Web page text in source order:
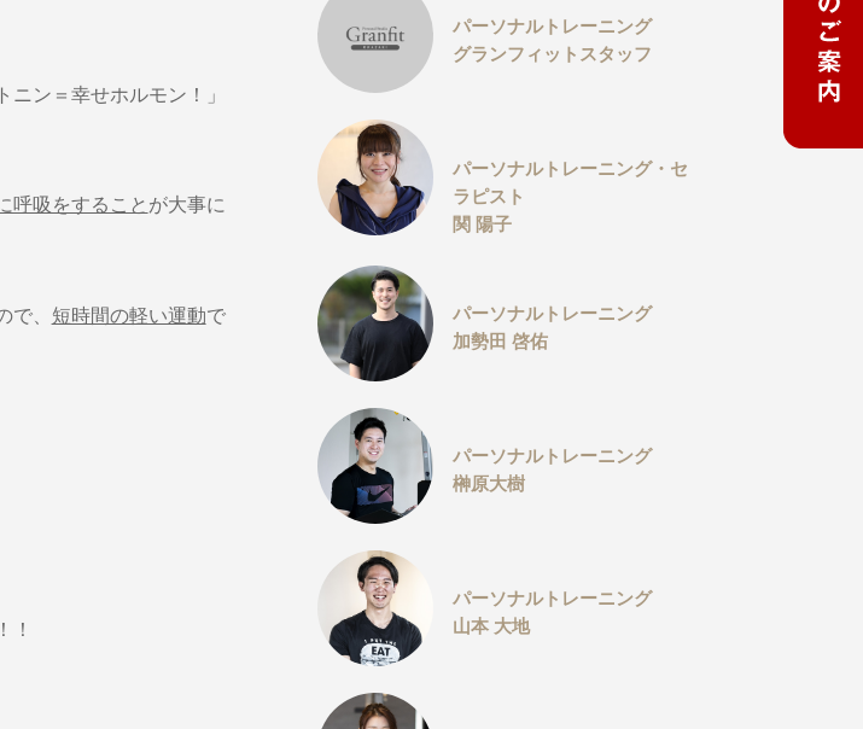
ン＝幸せホルモン！」
呼吸をすること が大事に
、 短時間の軽い運動で
！
パーソナルトレーニング
グランフィットスタッフ
パーソナルトレーニング・セ
ラピスト
関 陽子
パーソナルトレーニング
加勢田 啓佑
パーソナルトレーニング
榊原大樹
パーソナルトレーニング
山本 大地